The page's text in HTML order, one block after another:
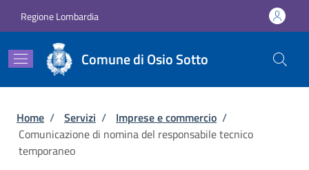
Regione Lombardia
Comune di Osio Sotto
Briciole di pane
Home / Servizi / Imprese e commercio /
Comunicazione di nomina del responsabile tecnico
temporaneo